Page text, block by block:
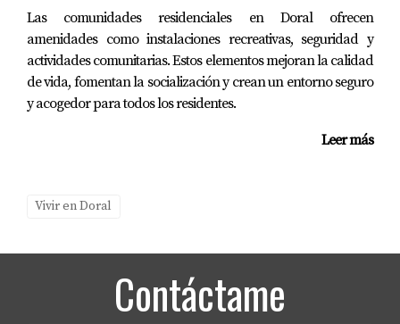
¿Hay estacionamiento disponible durante
estos eventos?
Sí, generalmente hay estacionamiento disponible cerca
rápidamente. Se recomienda llegar temprano. Recuerda
Las comunidades residenciales en Doral ofrecen
amenidades como instalaciones recreativas, seguridad y
actividades comunitarias. Estos elementos mejoran la calidad
de vida, fomentan la socialización y crean un entorno seguro
y acogedor para todos los residentes.
Leer más
Vivir en Doral
Contáctame